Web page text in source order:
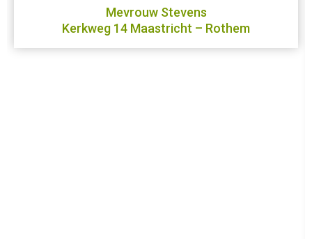
Mevrouw Stevens
Kerkweg 14 Maastricht – Rothem